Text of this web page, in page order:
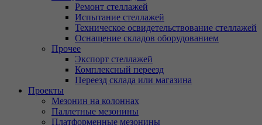
Ремонт стеллажей
Испытание стеллажей
Техническое освидетельствование стеллажей
Оснащение складов оборудованием
Прочее
Экспорт стеллажей
Комплексный переезд
Переезд склада или магазина
Проекты
Мезонин на колоннах
Паллетные мезонины
Платформенные мезонины